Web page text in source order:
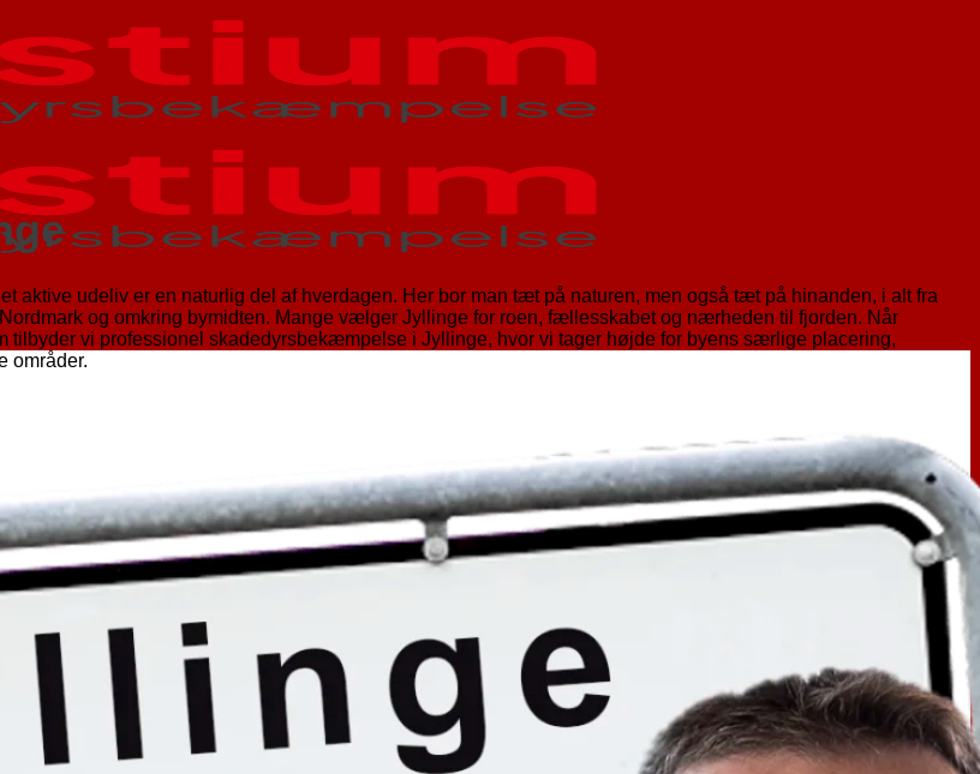
aktive udeliv er en naturlig del af hverdagen. Her bor man tæt på naturen, men også tæt på hinanden, i alt fra
og omkring bymidten. Mange vælger Jyllinge for roen, fællesskabet og nærheden til fjorden. Når
tilbyder vi professionel skadedyrsbekæmpelse i Jyllinge, hvor vi tager højde for byens særlige placering,
områder.